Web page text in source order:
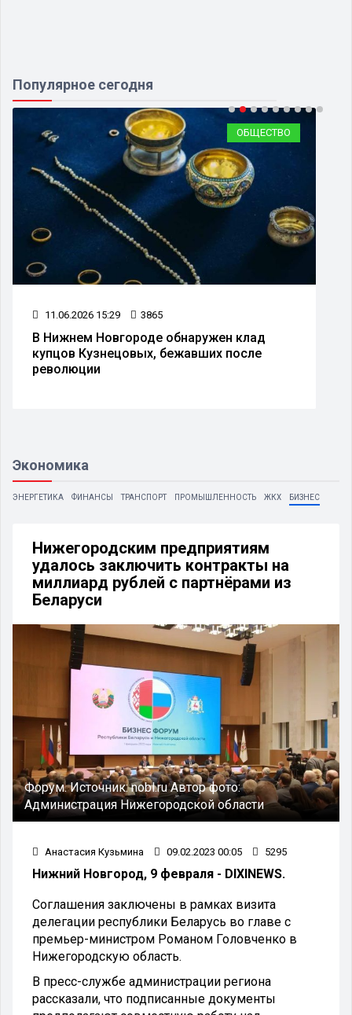
Популярное сегодня
ОБЩЕСТВО
11.06.2026 15:29 3865
В Нижнем Новгороде обнаружен клад
купцов Кузнецовых, бежавших после
революции
Экономика
ЭНЕРГЕТИКА ФИНАНСЫ ТРАНСПОРТ ПРОМЫШЛЕННОСТЬ ЖКХ БИЗНЕС
Нижегородским предприятиям
удалось заключить контракты на
миллиард рублей с партнёрами из
Беларуси
Форум.Источник:nobl.ruАвтор фото:
Администрация Нижегородской области
Анастасия Кузьмина 09.02.2023 00:05 5295
Нижний Новгород, 9 февраля - DIXINEWS.
Соглашения заключены в рамках визита
делегации республики Беларусь во главе с
премьер-министром Романом Головченко в
Нижегородскую область.
В пресс-службе администрации региона
рассказали, что подписанные документы